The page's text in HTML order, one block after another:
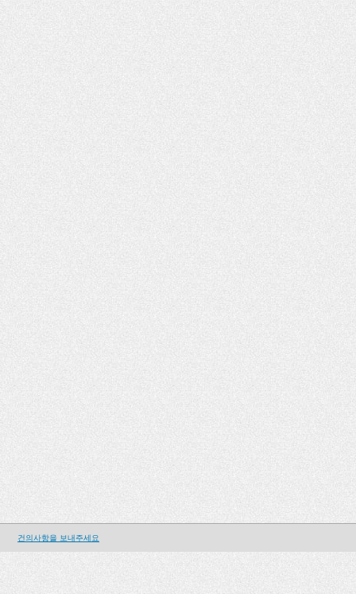
건의사항을 보내주세요